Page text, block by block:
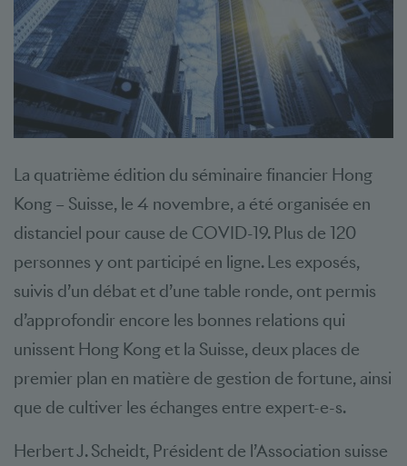
La quatrième édition du séminaire financier Hong
Kong – Suisse, le 4 novembre, a été organisée en
distanciel pour cause de COVID-19. Plus de 120
personnes y ont participé en ligne. Les exposés,
suivis d’un débat et d’une table ronde, ont permis
d’approfondir encore les bonnes relations qui
unissent Hong Kong et la Suisse, deux places de
premier plan en matière de gestion de fortune, ainsi
que de cultiver les échanges entre expert-e-s.
Herbert J. Scheidt, Président de l’Association suisse